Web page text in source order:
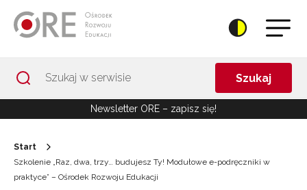
Szukaj
Newsletter ORE – zapisz się!
Start
Szkolenie „Raz, dwa, trzy… budujesz Ty! Modułowe e-podręczniki w
praktyce” – Ośrodek Rozwoju Edukacji